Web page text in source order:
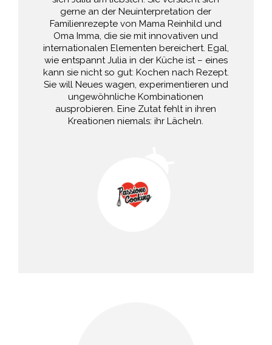
gerne an der Neuinterpretation der
Familienrezepte von Mama Reinhild und
Oma Imma, die sie mit innovativen und
internationalen Elementen bereichert. Egal,
wie entspannt Julia in der Küche ist – eines
kann sie nicht so gut: Kochen nach Rezept.
Sie will Neues wagen, experimentieren und
ungewöhnliche Kombinationen
ausprobieren. Eine Zutat fehlt in ihren
Kreationen niemals: ihr Lächeln.